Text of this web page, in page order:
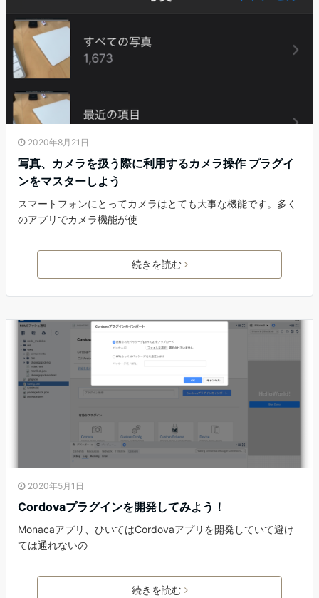
2020年8月21日
写真、カメラを扱う際に利用するカメラ操作 プラグイ
ンをマスターしよう
スマートフォンにとってカメラはとても大事な機能です。多く
のアプリでカメラ機能が使
続きを読む
2020年5月1日
Cordovaプラグインを開発してみよう！
Monacaアプリ、ひいてはCordovaアプリを開発していて避け
ては通れないの
続きを読む